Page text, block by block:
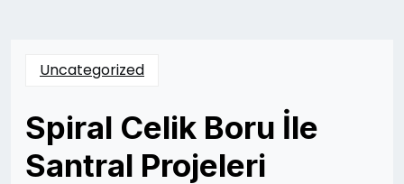
Uncategorized
Spiral Celik Boru İle
Santral Projeleri